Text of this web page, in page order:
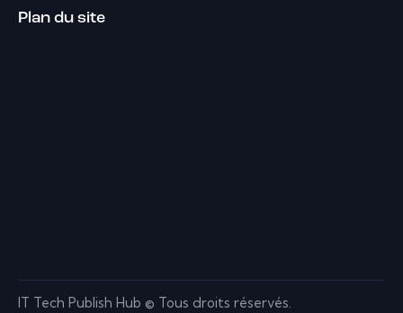
Plan du site
IT Tech Publish Hub © Tous droits réservés.